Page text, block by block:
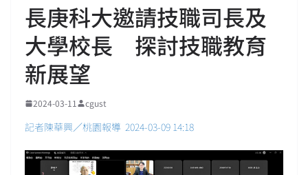
長庚科大邀請技職司長及
大學校長 探討技職教育
新展望
2024-03-11 cgust
記者陳華興／桃園報導 2024-03-09 14:18